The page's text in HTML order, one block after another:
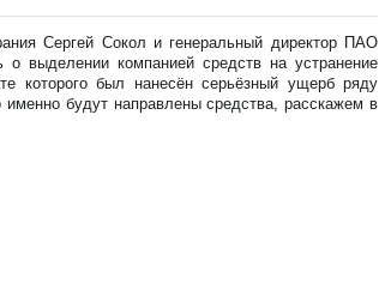
фо
рм
аци
я к
нов
ост
Сергей Сокол и генеральный директор ПАО
выделении компанией средств на устранение
которого был нанесён серьёзный ущерб ряду
именно будут направлены средства, расскажем в